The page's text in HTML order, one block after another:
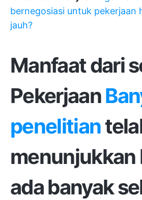
bernegosiasi untuk pekerjaan
jauh?
Manfaat dari
Pekerjaan
penelitian
menunjukkan
ada banyak